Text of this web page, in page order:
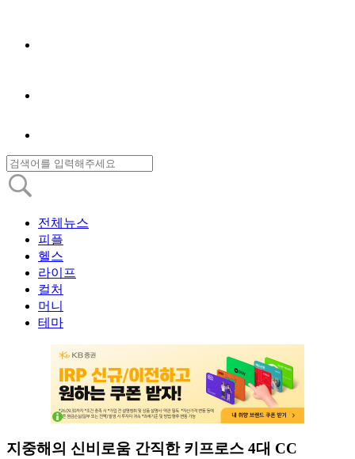
전체뉴스
피플
헬스
라이프
컬처
머니
테마
지중해의 신비로움 간직한 키프로스 4대 CC